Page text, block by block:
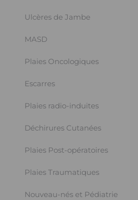
Ulcères de Jambe
MASD
Plaies Oncologiques
Escarres
Plaies radio-induites
Déchirures Cutanées
Plaies Post-opératoires
Plaies Traumatiques
Nouveau-nés et Pédiatrie